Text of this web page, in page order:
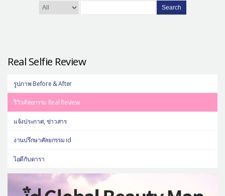
Search
Real Selfie Review
รูปภาพ Before & After
รีวิวศัลยกรรม Real Review
แจ้งประกาศ, ข่าวสาร
งานปรึกษาศัลยกรรม id
ไอดีกับดารา